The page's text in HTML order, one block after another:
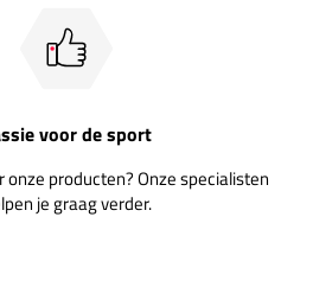
voor de sport
onze producten? Onze specialisten
je graag verder.